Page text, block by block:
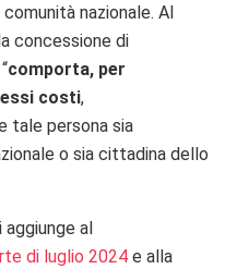
nazionale. Al
concessione di
comporta, per
costi,
tale persona sia
o sia cittadina dello
al
di luglio 2024 e alla